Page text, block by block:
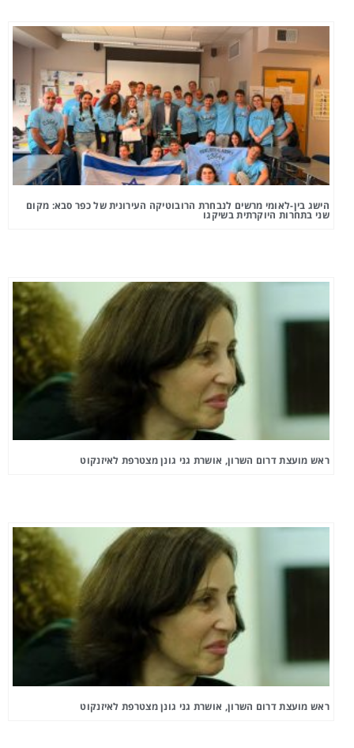
הישג בין-לאומי מרשים לנבחרת הרובוטיקה העירונית של כפר סבא: מקום
שני בתחרות היוקרתית בשיקגו
ראש מועצת דרום השרון, אושרת גני גונן מצטרפת לאיזנקוט
ראש מועצת דרום השרון, אושרת גני גונן מצטרפת לאיזנקוט